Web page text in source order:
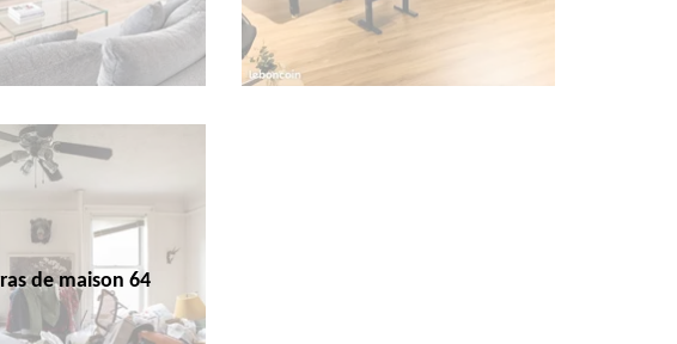
de maison 64